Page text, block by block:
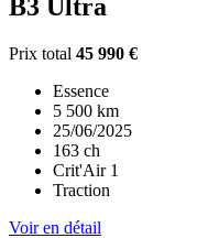
B3 Ultra
Prix total 45 990 €
Essence
5 500 km
25/06/2025
163 ch
Crit'Air 1
Traction
Voir en détail